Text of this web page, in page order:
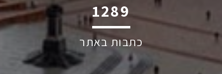
1635
כתבות באתר